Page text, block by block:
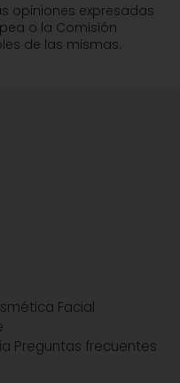
opiniones expresadas
o la Comisión
de las mismas.
Facial
Preguntas frecuentes